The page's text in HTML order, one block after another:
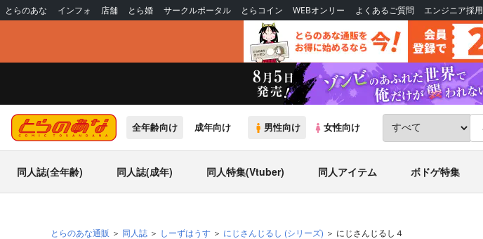
とらのあな インフォ 店舗 とら婚 サークルポータル とらコイン WEBオンリー よくあるご質問 エンジニア採用
全年齢向け 成年向け 男性向け 女性向け
同人誌(全年齢) 同人誌(成年) 同人特集(Vtuber) 同人アイテム ボドゲ特集
とらのあな通販 同人誌 しーずはうす にじさんじるし (シリーズ) にじさんじるし４